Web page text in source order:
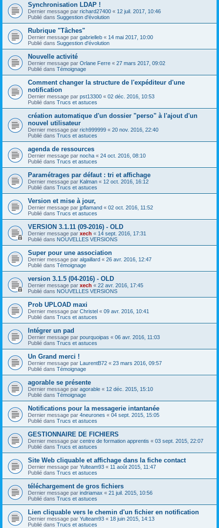
Synchronisation LDAP !
Dernier message par richard27400 « 12 juil. 2017, 10:46
Publié dans Suggestion d'évolution
Rubrique "Tâches"
Dernier message par gabrielleb « 14 mai 2017, 10:00
Publié dans Suggestion d'évolution
Nouvelle activité
Dernier message par Orlane Ferre « 27 mars 2017, 09:02
Publié dans Témoignage
Comment changer la structure de l'expéditeur d'une
notification
Dernier message par pst13300 « 02 déc. 2016, 10:53
Publié dans Trucs et astuces
création automatique d'un dossier "perso" à l'ajout d'un
nouvel utilisateur
Dernier message par rich999999 « 20 nov. 2016, 22:40
Publié dans Trucs et astuces
agenda de ressources
Dernier message par nocha « 24 oct. 2016, 08:10
Publié dans Trucs et astuces
Paramétrages par défaut : tri et affichage
Dernier message par Kalman « 12 oct. 2016, 16:12
Publié dans Trucs et astuces
Version et mise à jour,
Dernier message par jpflamand « 02 oct. 2016, 11:52
Publié dans Trucs et astuces
VERSION 3.1.11 (09-2016) - OLD
Dernier message par xech « 14 sept. 2016, 17:31
Publié dans NOUVELLES VERSIONS
Super pour une association
Dernier message par algaillard « 26 avr. 2016, 12:47
Publié dans Témoignage
version 3.1.5 (04-2016) - OLD
Dernier message par xech « 22 avr. 2016, 17:45
Publié dans NOUVELLES VERSIONS
Prob UPLOAD maxi
Dernier message par Christel « 09 avr. 2016, 10:41
Publié dans Trucs et astuces
Intégrer un pad
Dernier message par pourquoipas « 06 avr. 2016, 11:03
Publié dans Trucs et astuces
Un Grand merci !
Dernier message par LaurentB72 « 23 mars 2016, 09:57
Publié dans Témoignage
agorable se présente
Dernier message par agorable « 12 déc. 2015, 15:10
Publié dans Témoignage
Notifications pour la messagerie intantanée
Dernier message par 4neurones « 04 sept. 2015, 15:05
Publié dans Trucs et astuces
GESTIONNAIRE DE FICHIERS
Dernier message par centre de formation apprentis « 03 sept. 2015, 22:07
Publié dans Trucs et astuces
Site Web cliquable et affichage dans la fiche contact
Dernier message par Yulteam93 « 11 août 2015, 11:47
Publié dans Trucs et astuces
téléchargement de gros fichiers
Dernier message par indriamax « 21 juil. 2015, 10:56
Publié dans Trucs et astuces
Lien cliquable vers le chemin d'un fichier en notification
Dernier message par Yulteam93 « 18 juin 2015, 14:13
Publié dans Trucs et astuces